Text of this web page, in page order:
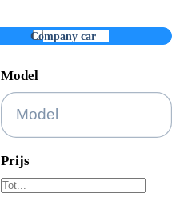
Company car
Model
Prijs